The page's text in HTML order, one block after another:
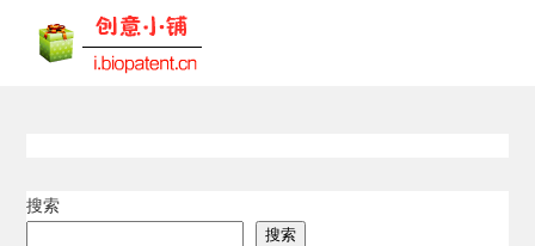
搜索
搜索